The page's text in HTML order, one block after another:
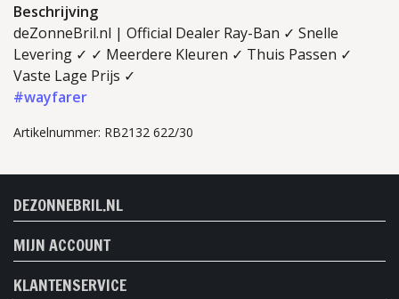
Beschrijving
deZonneBril.nl | Official Dealer Ray-Ban ✓ Snelle
Levering ✓ ✓ Meerdere Kleuren ✓ Thuis Passen ✓
Vaste Lage Prijs ✓
#wayfarer
Artikelnummer: RB2132 622/30
DEZONNEBRIL.NL
MIJN ACCOUNT
KLANTENSERVICE